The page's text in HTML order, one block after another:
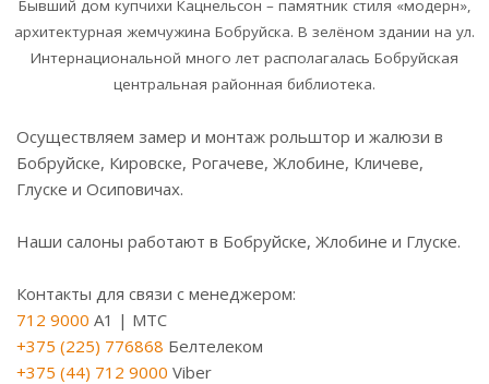
Бывший дом купчихи Кацнельсон – памятник стиля «модерн»,
архитектурная жемчужина Бобруйска. В зелёном здании на ул.
Интернациональной много лет располагалась Бобруйская
центральная районная библиотека.
Осуществляем замер и монтаж рольштор и жалюзи в
Бобруйске, Кировске, Рогачеве, Жлобине, Кличеве,
Глуске и Осиповичах.
Наши салоны работают в Бобруйске, Жлобине и Глуске.
Контакты для связи с менеджером:
712 9000 A1 | МТС
+375 (225) 776868 Белтелеком
+375 (44) 712 9000 Viber